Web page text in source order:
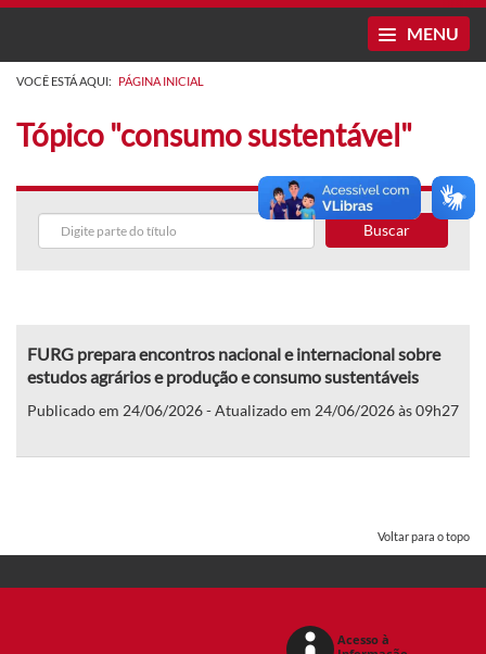
MENU
VOCÊ ESTÁ AQUI: PÁGINA INICIAL
Tópico "consumo sustentável"
Buscar
FURG prepara encontros nacional e internacional sobre
estudos agrários e produção e consumo sustentáveis
Publicado em 24/06/2026 - Atualizado em 24/06/2026 às 09h27
Voltar para o topo